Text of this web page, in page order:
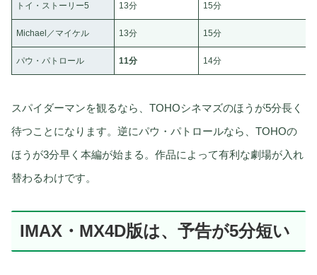
トイ・ストーリー5 13分 15分
Michael／マイケル 13分 15分
パウ・パトロール 11分 14分
スパイダーマンを観るなら、TOHOシネマズのほうが5分長く
待つことになります。逆にパウ・パトロールなら、TOHOの
ほうが3分早く本編が始まる。作品によって有利な劇場が入れ
替わるわけです。
IMAX・MX4D版は、予告が5分短い